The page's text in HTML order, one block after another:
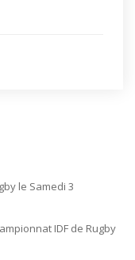
le Samedi 3
IDF de Rugby